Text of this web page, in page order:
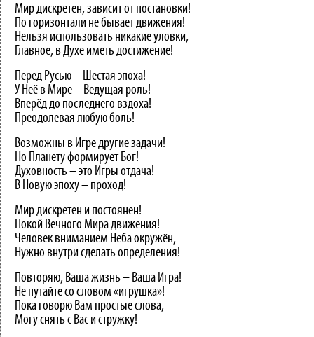
Мир дискретен, зависит от постановки!
По горизонтали не бывает движения!
Нельзя использовать никакие уловки,
Главное, в Духе иметь достижение!
Перед Русью – Шестая эпоха!
У Неё в Мире – Ведущая роль!
Вперёд до последнего вздоха!
Преодолевая любую боль!
Возможны в Игре другие задачи!
Но Планету формирует Бог!
Духовность – это Игры отдача!
В Новую эпоху – проход!
Мир дискретен и постоянен!
Покой Вечного Мира движения!
Человек вниманием Неба окружён,
Нужно внутри сделать определения!
Повторяю, Ваша жизнь – Ваша Игра!
Не путайте со словом «игрушка»!
Пока говорю Вам простые слова,
Могу снять с Вас и стружку!